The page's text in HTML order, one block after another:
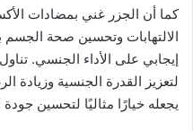
كما أن الجزر غني بمضادات
الالتهابات وتحسين صحة
إيجابي على الأداء الجنسي.
لتعزيز القدرة الجنسية وزيادة
يجعله خيارًا مثاليًا لتحسين جودة